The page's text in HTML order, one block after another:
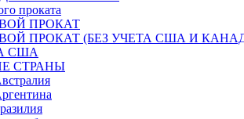
проката
ПРОКАТ
ПРОКАТ (БЕЗ УЧЕТА США И
США
СТРАНЫ